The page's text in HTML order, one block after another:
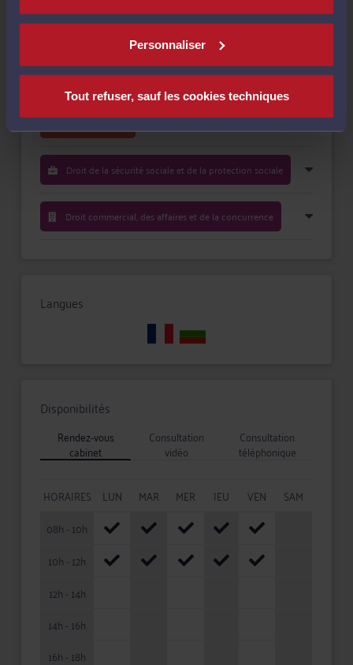
Personnaliser
Tout refuser, sauf les cookies techniques
Compétences
Droit du travail
Droit de la sécurité sociale et de la protection sociale
Droit commercial, des affaires et de la concurrence
Langues
Disponibilités
Rendez-vous
cabinet
Consultation
vidéo
Consultation
téléphonique
HORAIRES LUN MAR MER JEU VEN
SAM
08h - 10h
10h - 12h
12h - 14h
14h - 16h
16h - 18h